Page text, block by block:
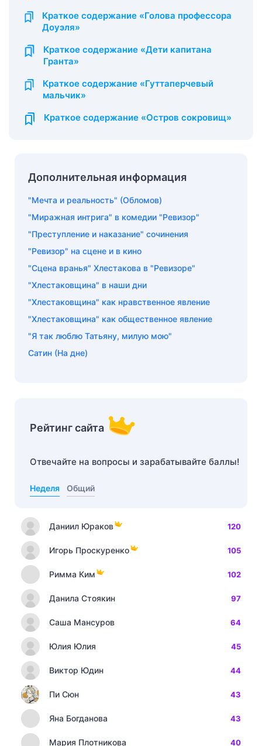
Краткое содержание «Голова профессора
Доуэля»
Краткое содержание «Дети капитана
Гранта»
Краткое содержание «Гуттаперчевый
мальчик»
Краткое содержание «Остров сокровищ»
Дополнительная информация
"Мечта и реальность" (Обломов)
"Миражная интрига" в комедии "Ревизор"
"Преступление и наказание" сочинения
"Ревизор" на сцене и в кино
"Сцена вранья" Хлестакова в "Ревизоре"
"Хлестаковщина" в наши дни
"Хлестаковщина" как нравственное явление
"Хлестаковщина" как общественное явление
"Я так люблю Татьяну, милую мою"
Cатин (На дне)
Рейтинг сайта
Отвечайте на вопросы и зарабатывайте баллы!
Неделя Общий
Даниил Юраков 120
Игорь Проскуренко 105
Римма Ким 102
Данила Стоякин 97
Саша Мансуров 64
Юлия Юлия 45
Виктор Юдин 44
Пи Сюн 43
Яна Богданова 43
Мария Плотникова 40